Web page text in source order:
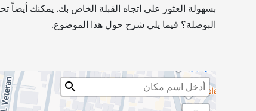
بسهولة العثور على اتجاه القبلة الخاص بك. يمكنك أيضاً
البوصلة؟ فيما يلي شرح حول هذا الموضوع.